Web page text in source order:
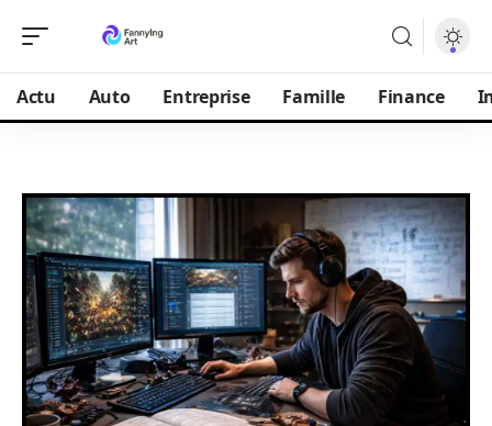
Actu Auto Entreprise Famille Finance